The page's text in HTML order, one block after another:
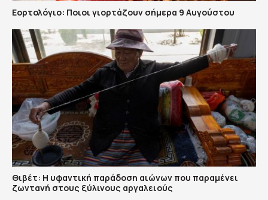
Εορτολόγιο: Ποιοι γιορτάζουν σήμερα 9 Αυγούστου
Θιβέτ: Η υφαντική παράδοση αιώνων που παραμένει
ζωντανή στους ξύλινους αργαλειούς